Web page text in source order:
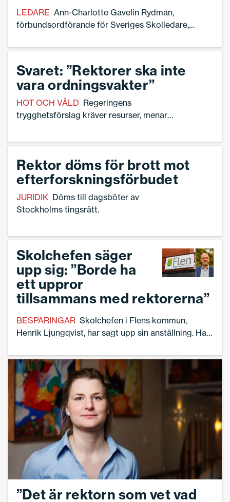
LEDARE Ann-Charlotte Gavelin Rydman,
förbundsordförande för Sveriges Skolledare,
de etiska utmaningar skolledare ställs inför.
Svaret: ”Rektorer ska inte
vara ordningsvakter”
HOT OCH VÅLD Regeringens
trygghetsförslag kräver resurser, menar
Rektor döms för brott mot
efterforskningsförbudet
JURIDIK Döms till dagsböter av
Stockholms tingsrätt.
Skolchefen säger
upp sig: ”Borde ha
ett uppror
tillsammans med rektorerna”
BESPARINGAR Skolchefen i Flens kommun,
Henrik Ljungqvist, har sagt upp sin anställning. Han
till.
”Det är rektorn som vet vad